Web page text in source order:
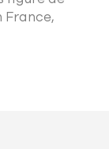
France,